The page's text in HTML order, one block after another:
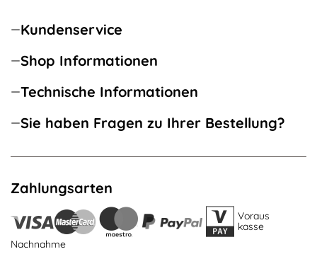
Kundenservice
Shop Informationen
Technische Informationen
Sie haben Fragen zu Ihrer Bestellung?
Zahlungsarten
Voraus
kasse
Nachnahme